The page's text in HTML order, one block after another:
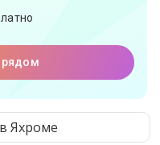
рядом
Яхроме